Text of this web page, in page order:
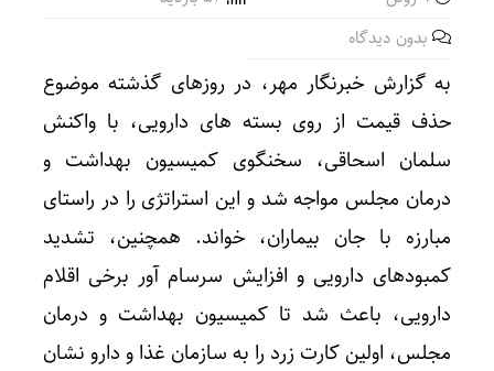
بدون دیدگاه
به گزارش خبرنگار مهر، در روزهای گذشته موضوع
حذف قیمت از روی بسته های دارویی، با واکنش
سلمان اسحاقی، سخنگوی کمیسیون بهداشت و
درمان مجلس مواجه شد و این استراتژی را در راستای
مبارزه با جان بیماران، خواند. همچنین، تشدید
کمبودهای دارویی و افزایش سرسام آور برخی اقلام
دارویی، باعث شد تا کمیسیون بهداشت و درمان
مجلس، اولین کارت زرد را به سازمان غذا و دارو نشان